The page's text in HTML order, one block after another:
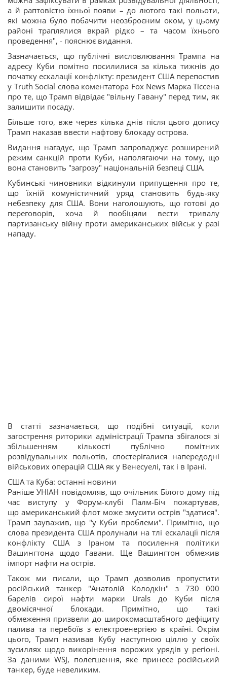
а й раптовістю їхньої появи – до лютого такі польоти,
які можна було побачити неозброєним оком, у цьому
районі траплялися вкрай рідко – та часом їхнього
проведення", - пояснює видання.
Зазначається, що публічні висловлювання Трампа на
адресу Куби помітно посилилися за кілька тижнів до
початку ескалації конфлікту: президент США перепостив
у Truth Social слова коментатора Fox News Марка Тіссена
про те, що Трамп відвідає "вільну Гавану" перед тим, як
залишити посаду.
Більше того, вже через кілька днів після цього допису
Трамп наказав ввести нафтову блокаду острова.
Видання нагадує, що Трамп запроваджує розширений
режим санкцій проти Куби, наполягаючи на тому, що
вона становить "загрозу" національній безпеці США.
Кубинські чиновники відкинули припущення про те,
що їхній комуністичний уряд становить будь-яку
небезпеку для США. Вони наголошують, що готові до
переговорів, хоча й пообіцяли вести тривалу
партизанську війну проти американських військ у разі
нападу.
В статті зазначається, що подібні ситуації, коли
загострення риторики адміністрації Трампа збігалося зі
збільшенням кількості публічно помітних
розвідувальних польотів, спостерігалися напередодні
військових операцій США як у Венесуелі, так і в Ірані.
США та Куба: останні новини
Раніше УНІАН повідомляв, що очільник Білого дому під
час виступу у Форум-клубі Палм-Біч пожартував,
що американський флот може змусити острів "здатися".
Трамп зауважив, що "у Куби проблеми". Примітно, що
слова президента США пролунали на тлі ескалації після
конфлікту США з Іраном та посилення політики
Вашингтона щодо Гавани. Ще Вашингтон обмежив
імпорт нафти на острів.
Також ми писали, що Трамп дозволив пропустити
російський танкер "Анатолій Колодкін" з 730 000
барелів сирої нафти марки Urals до Куби після
двомісячної блокади. Примітно, що такі
обмеження призвели до широкомасштабного дефіциту
палива та перебоїв з електроенергією в країні. Окрім
цього, Трамп називав Кубу наступною ціллю у своїх
зусиллях щодо викорінення ворожих урядів у регіоні.
За даними WSJ, полегшення, яке принесе російський
танкер, буде невеликим.